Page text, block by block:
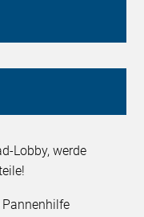
Lobby, werde